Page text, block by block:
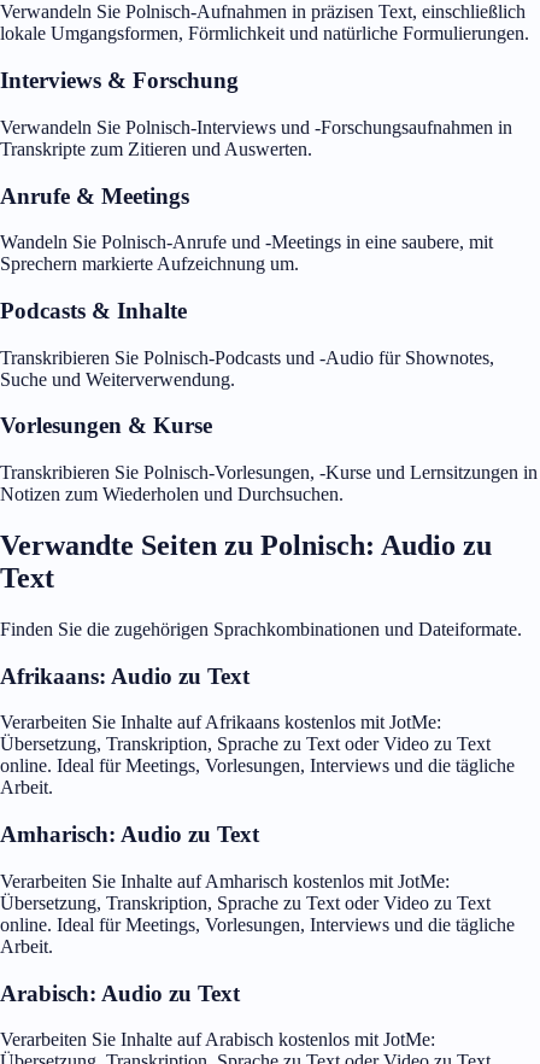
Verwandeln Sie Polnisch-Aufnahmen in präzisen Text, einschließlich
lokale Umgangsformen, Förmlichkeit und natürliche Formulierungen.
Interviews & Forschung
Verwandeln Sie Polnisch-Interviews und -Forschungsaufnahmen in
Transkripte zum Zitieren und Auswerten.
Anrufe & Meetings
Wandeln Sie Polnisch-Anrufe und -Meetings in eine saubere, mit
Sprechern markierte Aufzeichnung um.
Podcasts & Inhalte
Transkribieren Sie Polnisch-Podcasts und -Audio für Shownotes,
Suche und Weiterverwendung.
Vorlesungen & Kurse
Transkribieren Sie Polnisch-Vorlesungen, -Kurse und Lernsitzungen in
Notizen zum Wiederholen und Durchsuchen.
Verwandte Seiten zu Polnisch: Audio zu
Text
Finden Sie die zugehörigen Sprachkombinationen und Dateiformate.
Afrikaans: Audio zu Text
Verarbeiten Sie Inhalte auf Afrikaans kostenlos mit JotMe:
Übersetzung, Transkription, Sprache zu Text oder Video zu Text
online. Ideal für Meetings, Vorlesungen, Interviews und die tägliche
Arbeit.
Amharisch: Audio zu Text
Verarbeiten Sie Inhalte auf Amharisch kostenlos mit JotMe:
Übersetzung, Transkription, Sprache zu Text oder Video zu Text
online. Ideal für Meetings, Vorlesungen, Interviews und die tägliche
Arbeit.
Arabisch: Audio zu Text
Verarbeiten Sie Inhalte auf Arabisch kostenlos mit JotMe: